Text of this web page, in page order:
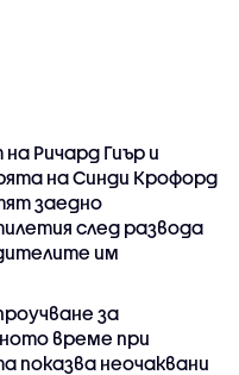
Ричард Гиър и
на Синди Крофорд
заедно
след развода
им
за
време при
показва неочаквани